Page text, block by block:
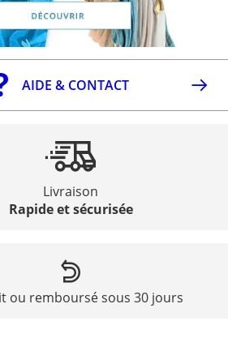
AIDE & CONTACT
Livraison
Rapide et sécurisée
ou remboursé sous 30 jours